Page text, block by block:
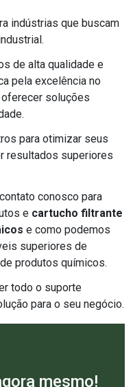
indústrias que buscam
de alta qualidade e
pela excelência no
soluções
para otimizar seus
resultados superiores
conosco para
e cartucho filtrante
e como podemos
superiores de
produtos químicos.
todo o suporte
para o seu negócio.
mesmo!